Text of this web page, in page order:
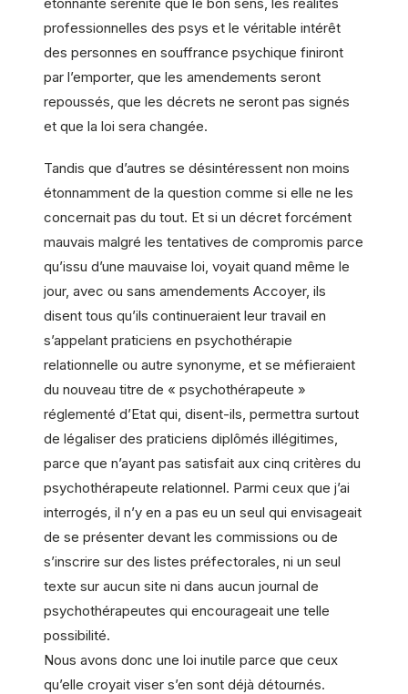
professionnelles des psys et le véritable intérêt
des personnes en souffrance psychique finiront
par l’emporter, que les amendements seront
repoussés, que les décrets ne seront pas signés
et que la loi sera changée.
Tandis que d’autres se désintéressent non moins
étonnamment de la question comme si elle ne les
concernait pas du tout. Et si un décret forcément
mauvais malgré les tentatives de compromis parce
qu’issu d’une mauvaise loi, voyait quand même le
jour, avec ou sans amendements Accoyer, ils
disent tous qu’ils continueraient leur travail en
s’appelant praticiens en psychothérapie
relationnelle ou autre synonyme, et se méfieraient
du nouveau titre de « psychothérapeute »
réglementé d’Etat qui, disent-ils, permettra surtout
de légaliser des praticiens diplômés illégitimes,
parce que n’ayant pas satisfait aux cinq critères du
psychothérapeute relationnel. Parmi ceux que j’ai
interrogés, il n’y en a pas eu un seul qui envisageait
de se présenter devant les commissions ou de
s’inscrire sur des listes préfectorales, ni un seul
texte sur aucun site ni dans aucun journal de
psychothérapeutes qui encourageait une telle
possibilité.
Nous avons donc une loi inutile parce que ceux
qu’elle croyait viser s’en sont déjà détournés.